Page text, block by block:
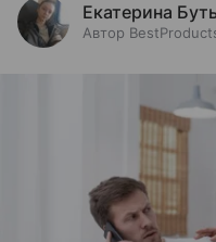
Екатерина
Автор